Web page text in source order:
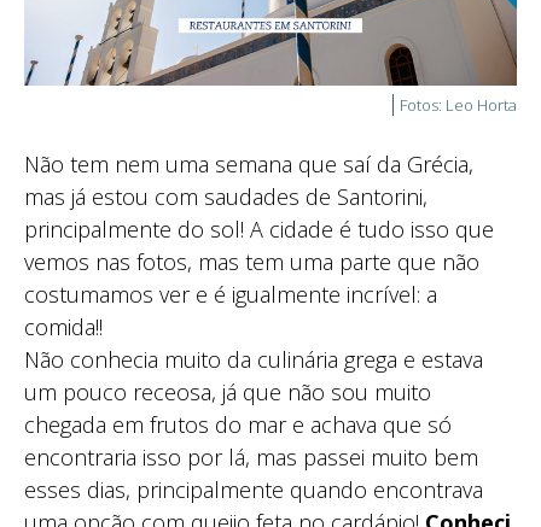
Fotos: Leo Horta
Não tem nem uma semana que saí da Grécia,
mas já estou com saudades de Santorini,
principalmente do sol! A cidade é tudo isso que
vemos nas fotos, mas tem uma parte que não
costumamos ver e é igualmente incrível: a
comida!!
Não conhecia muito da culinária grega e estava
um pouco receosa, já que não sou muito
chegada em frutos do mar e achava que só
encontraria isso por lá, mas passei muito bem
esses dias, principalmente quando encontrava